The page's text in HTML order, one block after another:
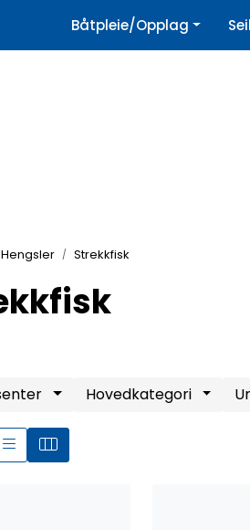
Kjøpshjelp | Nyhetsbrev
Båtpleie/Opplag Seil
Strekkfisk
Hovedkategori